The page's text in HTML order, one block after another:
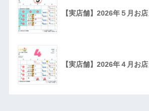
【実店舗】2026年５月お
【実店舗】2026年４月お